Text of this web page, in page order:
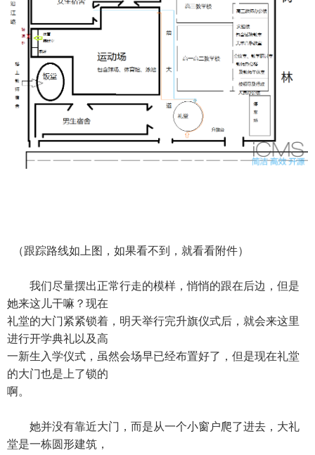
（跟踪路线如上图，如果看不到，就看看附件）
我们尽量摆出正常行走的模样，悄悄的跟在后边，但是
她来这儿干嘛？现在
礼堂的大门紧紧锁着，明天举行完升旗仪式后，就会来这里
进行开学典礼以及高
一新生入学仪式，虽然会场早已经布置好了，但是现在礼堂
的大门也是上了锁的
啊。
她并没有靠近大门，而是从一个小窗户爬了进去，大礼
堂是一栋圆形建筑，